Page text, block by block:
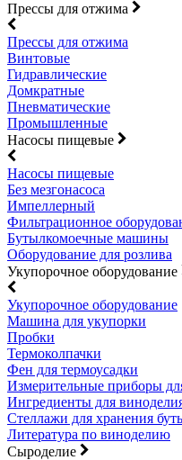
Прессы для отжима
Прессы для отжима
Винтовые
Гидравлические
Домкратные
Пневматические
Промышленные
Насосы пищевые
Насосы пищевые
Без мезгонасоса
Импеллерный
Фильтрационное
Бутылкомоечные машины
Оборудование для розлива
Укупорочное оборудование
Укупорочное оборудование
Машина для укупорки
Пробки
Термоколпачки
Фен для термоусадки
Измерительные приборы
Ингредиенты для
Стеллажи для хранения
Литература по виноделию
Сыроделие